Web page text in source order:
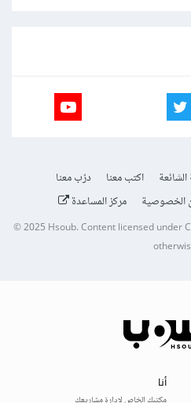
اكتب معنا
درّب معنا
الخصوصية مركز المساعدة
© 2025Hsoub.Content licensed under